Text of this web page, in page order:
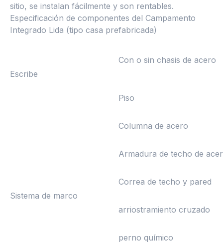
sitio, se instalan fácilmente y son rentables.
Especificación de componentes del Campamento
Integrado Lida (tipo casa prefabricada)
Escribe
Con o sin chasis de acero
Piso
Sistema de marco
Columna de acero
Armadura de techo de
Correa de techo y pared
arriostramiento cruzado
perno químico